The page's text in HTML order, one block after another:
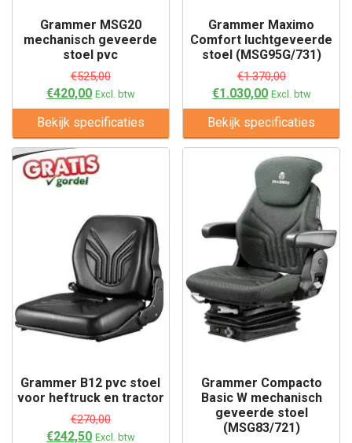
Grammer MSG20
mechanisch geveerde
stoel pvc
€525,00
€420,00 Excl. btw
Bekijk specificaties
Grammer Maximo
Comfort luchtgeveerde
stoel (MSG95G/731)
€1.370,00
€1.030,00 Excl. btw
Bekijk specificaties
Grammer B12 pvc stoel
voor heftruck en tractor
€270,00
€242,50 Excl. btw
Grammer Compacto
Basic W mechanisch
geveerde stoel
(MSG83/721)